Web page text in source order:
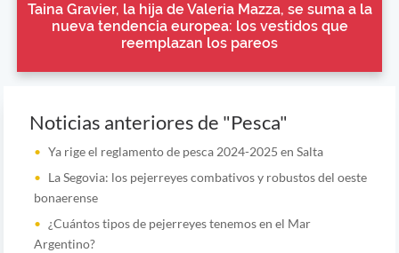
Taina Gravier, la hija de Valeria Mazza, se suma a la
nueva tendencia europea: los vestidos que
reemplazan los pareos
Noticias anteriores de "Pesca"
Ya rige el reglamento de pesca 2024-2025 en Salta
La Segovia: los pejerreyes combativos y robustos del oeste
bonaerense
¿Cuántos tipos de pejerreyes tenemos en el Mar
Argentino?